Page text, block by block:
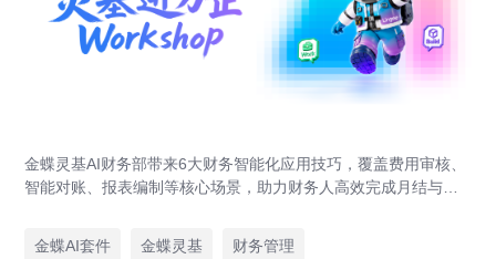
金蝶灵基AI财务部带来6大财务智能化应用技巧，覆盖费用审核、
智能对账、报表编制等核心场景，助力财务人高效完成月结与业
金蝶AI套件
金蝶灵基 财务管理